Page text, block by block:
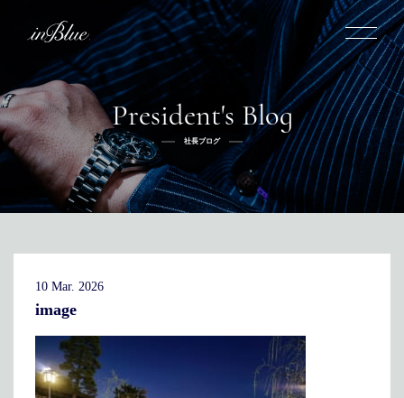
inBlueについて
inBlueの強み ヒストリー
Q&A
オーダー方法
ふるさと納税
リボーン
ニュース インタビュー
社長ブログ スタッフブログ
新卒採用
President's Blog
社長ブログ
10 Mar. 2026
image